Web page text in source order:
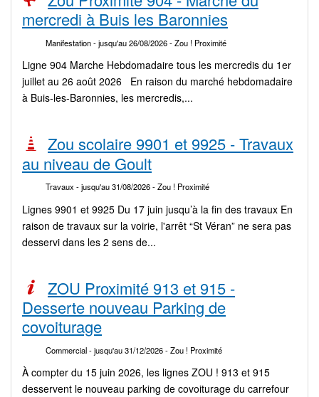
mercredi à Buis les Baronnies
Manifestation- jusqu'au 26/08/2026- Zou ! Proximité
Ligne 904 Marche Hebdomadaire tous les mercredis du 1er
juillet au 26 août 2026 En raison du marché hebdomadaire
à Buis-les-Baronnies, les mercredis,...
Zou scolaire 9901 et 9925 - Travaux
au niveau de Goult
Travaux - jusqu'au 31/08/2026- Zou ! Proximité
Lignes 9901 et 9925 Du 17 juin jusqu’à la fin des travaux En
raison de travaux sur la voirie, l'arrêt “St Véran” ne sera pas
desservi dans les 2 sens de...
ZOU Proximité 913 et 915 -
Desserte nouveau Parking de
covoiturage
Commercial- jusqu'au 31/12/2026- Zou ! Proximité
À compter du 15 juin 2026, les lignes ZOU ! 913 et 915
desservent le nouveau parking de covoiturage du carrefour